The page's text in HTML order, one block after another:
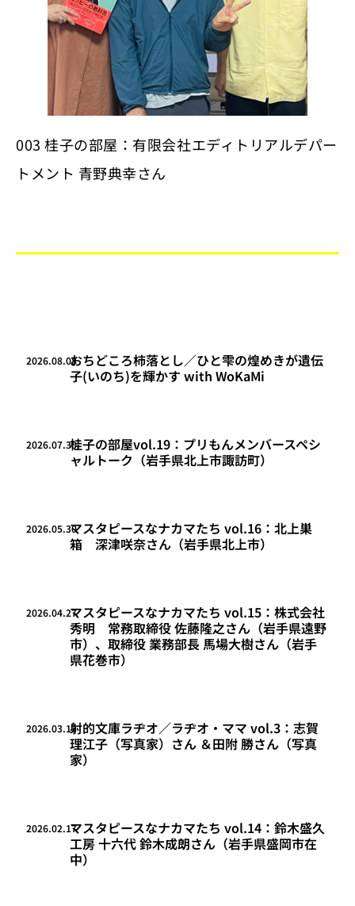
003 桂子の部屋：有限会社エディトリアルデパー
トメント 青野典幸さん
2026.08.08おちどころ柿落とし／ひと雫の煌めきが遺伝
子(いのち)を輝かす with WoKaMi
2026.07.30桂子の部屋vol.19：プリもんメンバースペシ
ャルトーク（岩手県北上市諏訪町）
2026.05.30マスタピースなナカマたち vol.16：北上巣
箱 深津咲奈さん（岩手県北上市）
2026.04.27マスタピースなナカマたち vol.15：株式会社
秀明 常務取締役 佐藤隆之さん（岩手県遠野
市）、取締役 業務部長 馬場大樹さん（岩手
県花巻市）
2026.03.13射的文庫ラヂオ／ラヂオ・ママ vol.3：志賀
理江子（写真家）さん ＆田附 勝さん（写真
家）
2026.02.17マスタピースなナカマたち vol.14：鈴木盛久
工房 十六代 鈴木成朗さん（岩手県盛岡市在
中）